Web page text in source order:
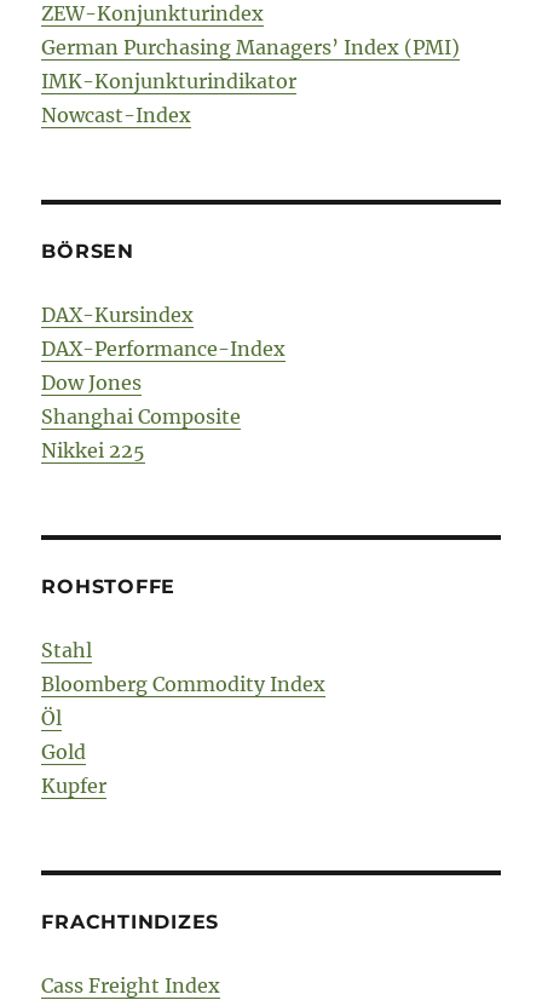
ZEW-Konjunkturindex
German Purchasing Managers’ Index (PMI)
IMK-Konjunkturindikator
Nowcast-Index
BÖRSEN
DAX-Kursindex
DAX-Performance-Index
Dow Jones
Shanghai Composite
Nikkei 225
ROHSTOFFE
Stahl
Bloomberg Commodity Index
Öl
Gold
Kupfer
FRACHTINDIZES
Cass Freight Index